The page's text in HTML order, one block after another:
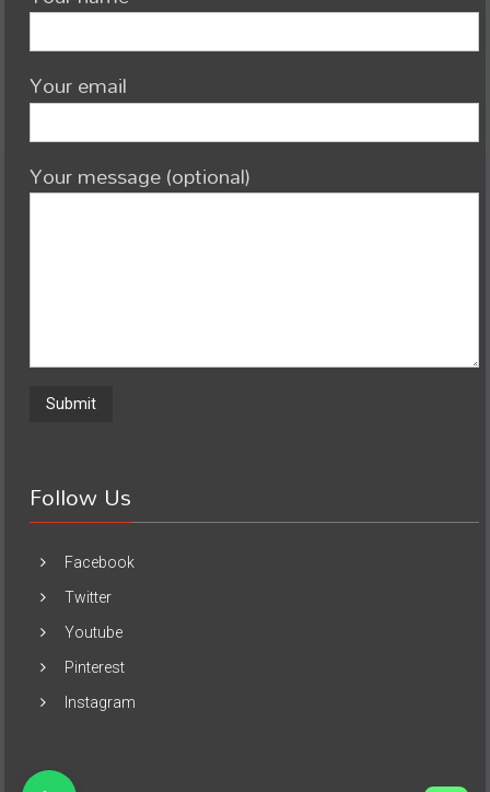
Your email
Your message (optional)
Follow Us
Facebook
Twitter
Youtube
Pinterest
Instagram